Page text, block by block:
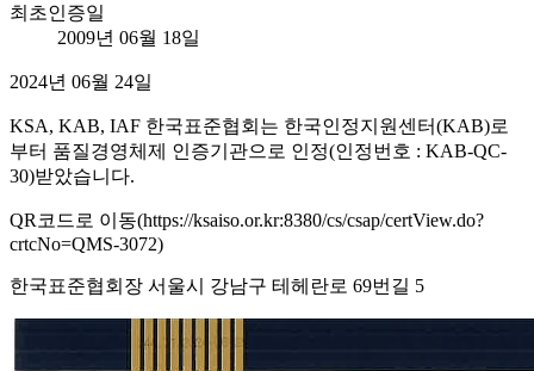
최초인증일
2009년 06월 18일
2024년 06월 24일
KSA, KAB, IAF 한국표준협회는 한국인정지원센터(KAB)로
부터 품질경영체제 인증기관으로 인정(인정번호 : KAB-QC-
30)받았습니다.
QR코드로 이동(https://ksaiso.or.kr:8380/cs/csap/certView.do?
crtcNo=QMS-3072)
한국표준협회장 서울시 강남구 테헤란로 69번길 5